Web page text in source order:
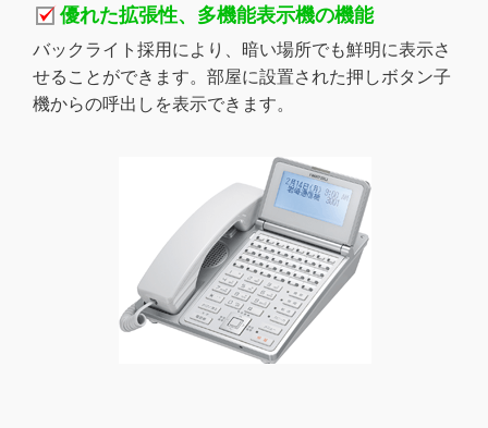
優れた拡張性、多機能表示機の機能
バックライト採用により、暗い場所でも鮮明に表示さ
せることができます。部屋に設置された押しボタン子
機からの呼出しを表示できます。